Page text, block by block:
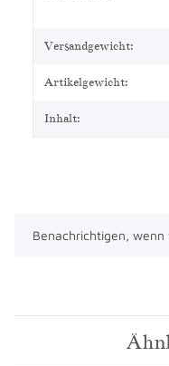
Versandgewicht:
Artikelgewicht:
Inhalt:
Benachrichtigen,